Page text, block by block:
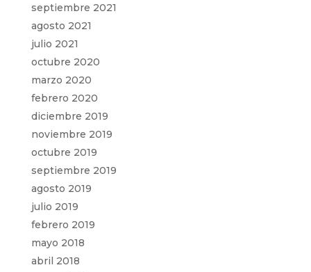
septiembre 2021
agosto 2021
julio 2021
octubre 2020
marzo 2020
febrero 2020
diciembre 2019
noviembre 2019
octubre 2019
septiembre 2019
agosto 2019
julio 2019
febrero 2019
mayo 2018
abril 2018